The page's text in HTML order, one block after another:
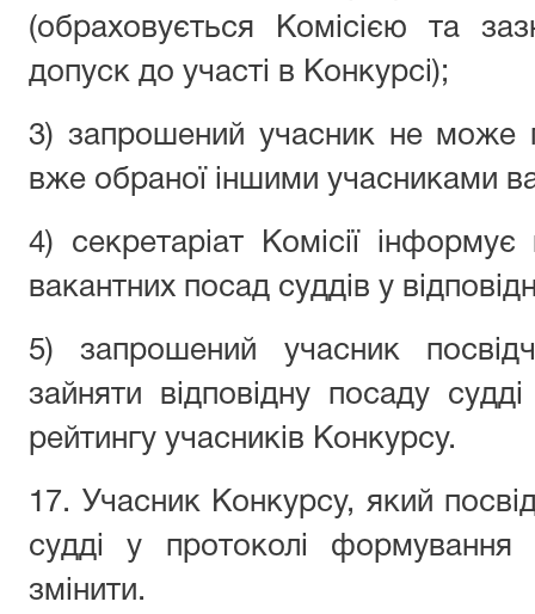
(обраховується Комісією та
допуск до участі в Конкурсі);
3) запрошений учасник не може
вже обраної іншими учасниками
4) секретаріат Комісії
вакантних посад суддів у
5) запрошений учасник
зайняти відповідну посаду
рейтингу учасників Конкурсу.
17. Учасник Конкурсу, який
судді у протоколі
змінити.